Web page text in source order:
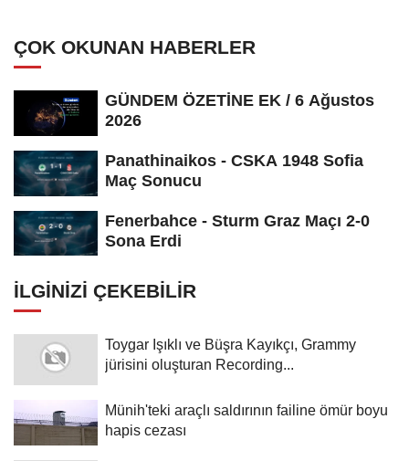
ÇOK OKUNAN HABERLER
GÜNDEM ÖZETİNE EK / 6 Ağustos
2026
Panathinaikos - CSKA 1948 Sofia
Maç Sonucu
Fenerbahce - Sturm Graz Maçı 2-0
Sona Erdi
İLGINIZI ÇEKEBILIR
Toygar Işıklı ve Büşra Kayıkçı, Grammy
jürisini oluşturan Recording...
Münih'teki araçlı saldırının failine ömür boyu
hapis cezası